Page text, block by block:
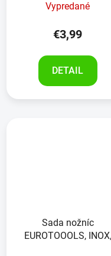
Vypredané
€3,99
DETAIL
Sada nožníc
EUROTOOOLS, INOX,